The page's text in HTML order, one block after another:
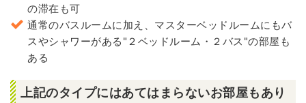
の滞在も可
通常のバスルームに加え、マスターベッドルームにもバ
スやシャワーがある"２ベッドルーム・２バス"の部屋も
ある
上記のタイプにはあてはまらないお部屋もあり